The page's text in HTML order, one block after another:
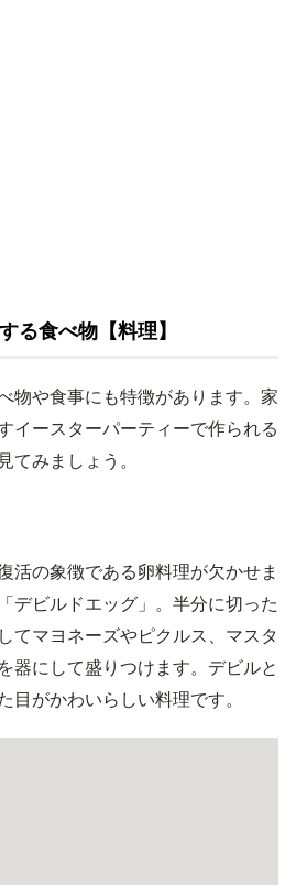
る食べ物【料理】
物や食事にも特徴があります。家
イースターパーティーで作られる
てみましょう。
活の象徴である卵料理が欠かせま
デビルドエッグ」。半分に切った
てマヨネーズやピクルス、マスタ
器にして盛りつけます。デビルと
目がかわいらしい料理です。